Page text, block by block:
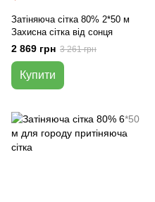
Затіняюча сітка 80% 2*50 м
Захисна сітка від сонця
2 869 грн 3 261 грн
Купити